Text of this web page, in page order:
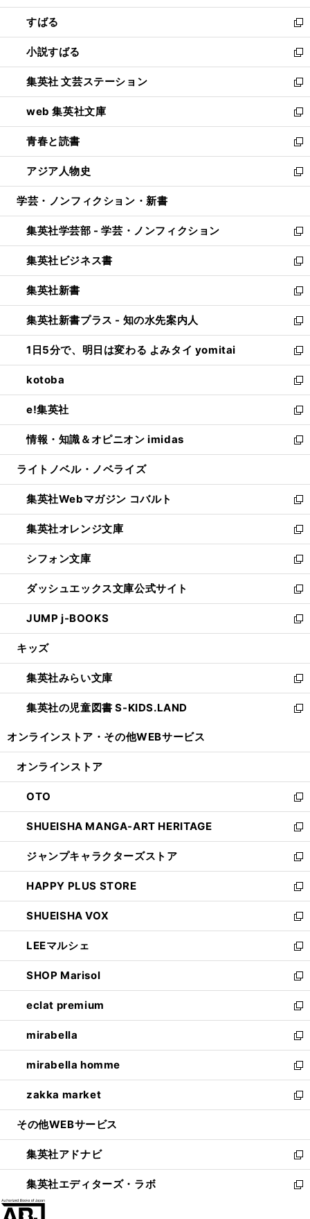
開
く
ウ
で
開
く
ン
ド
ウ
で
開
く
すばる
新
し
い
ウ
ィ
ン
ド
ウ
で
開
く
小説すばる
新
し
い
ウ
ィ
ン
ド
ウ
で
開
集英社 文芸ステーション
新
し
い
ウ
ィ
ン
ド
ウ
開
く
web 集英社文庫
新
し
い
ウ
ィ
ン
ウ
で
開
く
青春と読書
新
し
い
ウ
ン
ド
ウ
で
開
く
アジア人物史
新
し
ウ
ィ
ン
ド
ウ
で
開
く
学芸・ノンフィクション・新書
集英社学芸部 - 学芸・ノンフィクション
新
し
い
ウ
ィ
ン
ド
ウ
で
開
く
集英社ビジネス書
新
し
い
ウ
ィ
ン
ド
ウ
で
開
く
集英社新書
新
し
い
ウ
ィ
ン
ド
ウ
で
開
く
集英社新書プラス - 知の水先案内人
新
し
い
ウ
ィ
ン
ド
ウ
で
開
1日5分で、明日は変わる よみタイ yomitai
新
し
い
ウ
ィ
ン
ド
ウ
開
く
kotoba
新
し
い
ウ
ィ
ン
ウ
で
開
く
e!集英社
新
し
い
ウ
ン
ド
ウ
で
開
く
情報・知識＆オピニオン imidas
新
し
ウ
ィ
ン
ド
ウ
で
開
く
ライトノベル・ノベライズ
集英社Webマガジン コバルト
新
し
い
ウ
ィ
ン
ド
ウ
で
開
集英社オレンジ文庫
新
し
い
ウ
ィ
ン
ド
ウ
開
く
シフォン文庫
新
し
い
ウ
ィ
ン
ウ
で
開
く
ダッシュエックス文庫公式サイト
新
し
い
ウ
ン
ド
ウ
で
JUMP j-BOOKS
新
し
ウ
ィ
ン
ド
開
キッズ
集英社みらい文庫
新
し
い
ン
ウ
で
開
く
集英社の児童図書 S-KIDS.LAND
新
ウ
ン
ド
ウ
で
開
く
オンラインストア・ その他WEBサービス
オンラインストア
OTO
新
し
い
ウ
ィ
ン
ド
ウ
で
開
く
SHUEISHA MANGA-ART HERITAGE
新
し
い
ウ
ィ
ン
ド
ウ
で
開
く
ジャンプキャラクターズストア
新
し
い
ウ
ィ
ン
ド
ウ
で
開
く
HAPPY PLUS STORE
新
し
い
ウ
ィ
ン
ド
ウ
で
開
く
SHUEISHA VOX
新
し
い
ウ
ィ
ン
ド
ウ
で
開
く
LEEマルシェ
新
し
い
ウ
ィ
ン
ド
ウ
で
開
く
SHOP Marisol
新
し
い
ウ
ィ
ン
ド
ウ
で
開
eclat premium
新
し
い
ウ
ィ
ン
ド
ウ
開
く
mirabella
新
し
い
ウ
ィ
ン
ウ
で
開
く
mirabella homme
新
し
い
ウ
ン
ド
ウ
で
zakka market
新
し
ウ
ィ
ン
ド
その他WEBサービス
集英社アドナビ
新
し
い
集英社エディターズ・ラボ
新